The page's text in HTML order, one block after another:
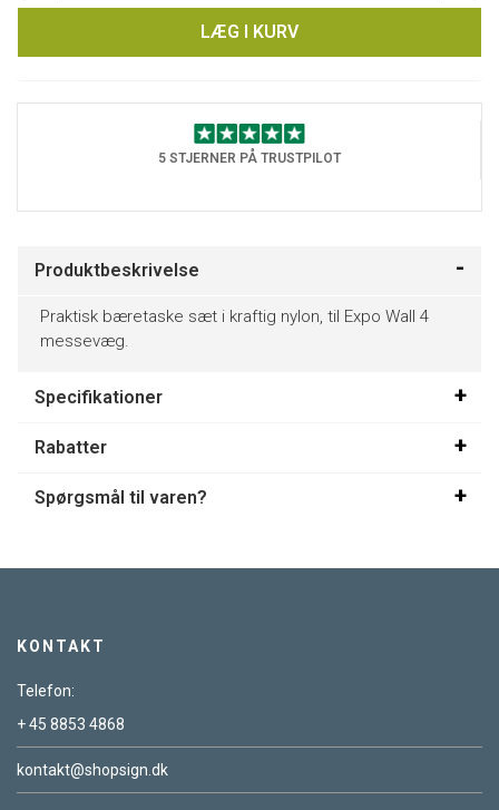
LÆG I KURV
5 STJERNER PÅ TRUSTPILOT
Produktbeskrivelse
Praktisk bæretaske sæt i kraftig nylon, til Expo Wall 4
messevæg.
Specifikationer
Rabatter
Spørgsmål til varen?
KONTAKT
Telefon:
+ 45 8853 4868
kontakt@shopsign.dk